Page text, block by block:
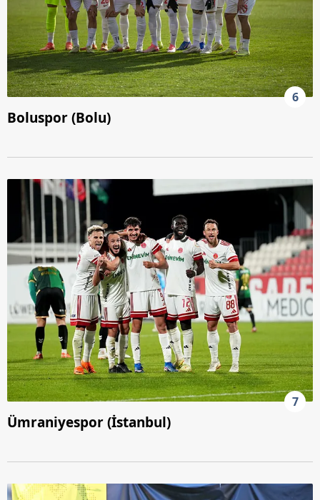
6
Boluspor (Bolu)
7
Ümraniyespor (İstanbul)